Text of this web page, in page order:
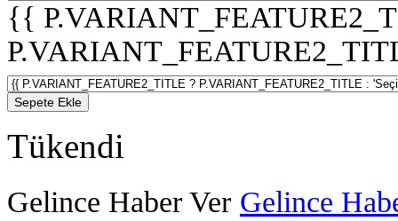
{{
Sepete Ekle
Tükendi
Gelince Haber Ver Gelince